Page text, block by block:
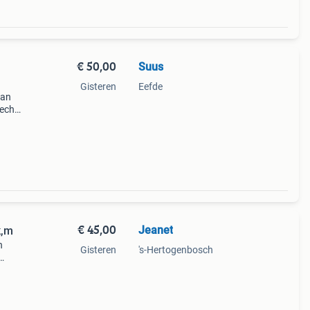
€ 50,00
Gisteren
Suus
Eefde
€ 45,00
Gisteren
Jeanet
's-Hertogenbosch